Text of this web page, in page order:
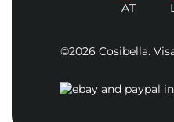
AT
©2026 Cosibella.